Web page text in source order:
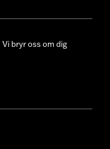
Vi bryr oss om dig